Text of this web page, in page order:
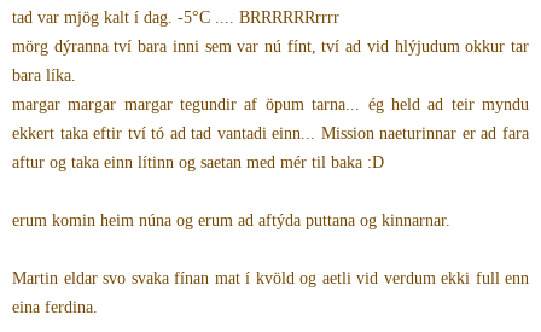
tad var mjög kalt í dag. -5°C .... BRRRRRRrrrr
mörg dýranna tví bara inni sem var nú fínt, tví ad vid hlýjudum okkur tar
bara líka.
margar margar margar tegundir af öpum tarna... ég held ad teir myndu
ekkert taka eftir tví tó ad tad vantadi einn... Mission naeturinnar er ad fara
aftur og taka einn lítinn og saetan med mér til baka :D
erum komin heim núna og erum ad aftýda puttana og kinnarnar.
Martin eldar svo svaka fínan mat í kvöld og aetli vid verdum ekki full enn
eina ferdina.